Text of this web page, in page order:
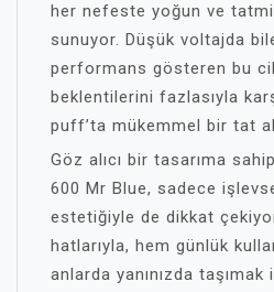
her nefeste yoğun ve
sunuyor. Düşük voltajda
performans gösteren bu
beklentilerini fazlasıyla
puff’ta mükemmel bir tat
Göz alıcı bir tasarıma
600 Mr Blue, sadece
estetiğiyle de dikkat
hatlarıyla, hem günlük
anlarda yanınızda